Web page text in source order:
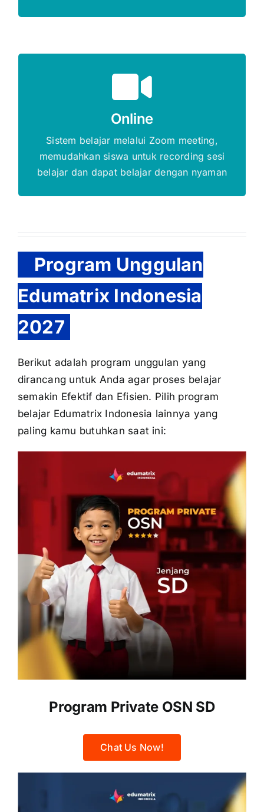
Online
Sistem belajar melalui Zoom meeting,
memudahkan siswa untuk recording sesi
belajar dan dapat belajar dengan nyaman
DAFTAR SEKARANG
Program Unggulan
Edumatrix Indonesia
2027
Berikut adalah program unggulan yang
dirancang untuk Anda agar proses belajar
semakin Efektif dan Efisien. Pilih program
belajar Edumatrix Indonesia lainnya yang
paling kamu butuhkan saat ini:
Program Private OSN SD
Chat Us Now!